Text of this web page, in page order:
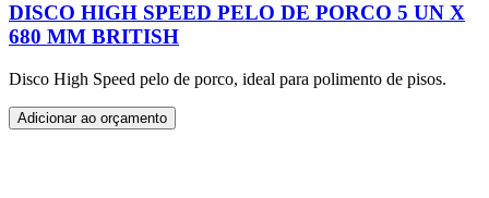
DISCO HIGH SPEED PELO DE PORCO 5 UN X
680 MM BRITISH
Disco High Speed pelo de porco, ideal para polimento de pisos.
Adicionar ao orçamento